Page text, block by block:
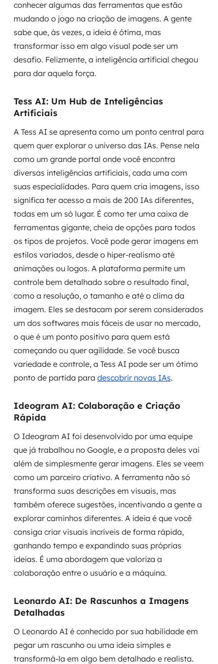
conhecer algumas das ferramentas que estão
mudando o jogo na criação de imagens. A gente
sabe que, às vezes, a ideia é ótima, mas
transformar isso em algo visual pode ser um
desafio. Felizmente, a inteligência artificial chegou
para dar aquela força.
Tess AI: Um Hub de Inteligências
Artificiais
A Tess AI se apresenta como um ponto central para
quem quer explorar o universo das IAs. Pense nela
como um grande portal onde você encontra
diversas inteligências artificiais, cada uma com
suas especialidades. Para quem cria imagens, isso
significa ter acesso a mais de 200 IAs diferentes,
todas em um só lugar. É como ter uma caixa de
ferramentas gigante, cheia de opções para todos
os tipos de projetos. Você pode gerar imagens em
estilos variados, desde o hiper-realismo até
animações ou logos. A plataforma permite um
controle bem detalhado sobre o resultado final,
como a resolução, o tamanho e até o clima da
imagem. Eles se destacam por serem considerados
um dos softwares mais fáceis de usar no mercado,
o que é um ponto positivo para quem está
começando ou quer agilidade. Se você busca
variedade e controle, a Tess AI pode ser um ótimo
ponto de partida para descobrir novas IAs.
Ideogram AI: Colaboração e Criação
Rápida
O Ideogram AI foi desenvolvido por uma equipe
que já trabalhou no Google, e a proposta deles vai
além de simplesmente gerar imagens. Eles se veem
como um parceiro criativo. A ferramenta não só
transforma suas descrições em visuais, mas
também oferece sugestões, incentivando a gente a
explorar caminhos diferentes. A ideia é que você
consiga criar visuais incríveis de forma rápida,
ganhando tempo e expandindo suas próprias
ideias. É uma abordagem que valoriza a
colaboração entre o usuário e a máquina.
Leonardo AI: De Rascunhos a Imagens
Detalhadas
O Leonardo AI é conhecido por sua habilidade em
pegar um rascunho ou uma ideia simples e
transformá-la em algo bem detalhado e realista.